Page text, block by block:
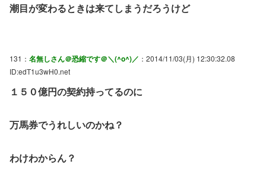
潮目が変わるときは来てしまうだろうけど
131： 名無しさん＠恐縮です＠＼(^o^)／ ：2014/11/03(月) 12:30:32.08
ID:edT1u3wH0.net
１５０億円の契約持ってるのに
万馬券でうれしいのかね？
わけわからん？